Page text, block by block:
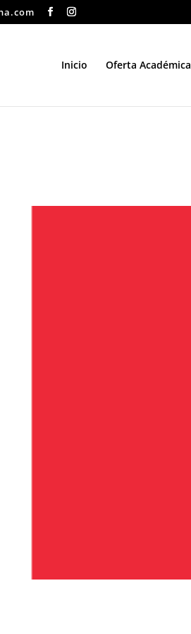
Inicio Oferta Académica